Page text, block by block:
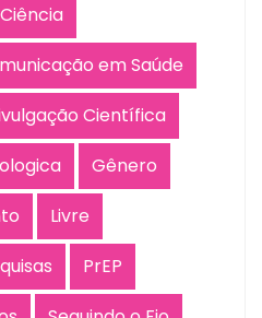
Ciência
em Saúde
Científica
Gênero
Livre
PrEP